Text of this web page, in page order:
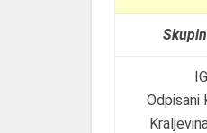
IG
Odpisani